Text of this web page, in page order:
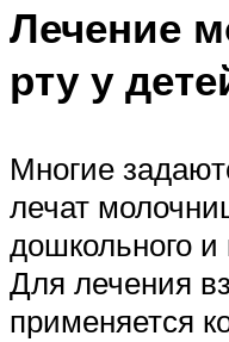
Лечение
рту у
Многие
лечат
дошкольного и
Для лечения
применяется